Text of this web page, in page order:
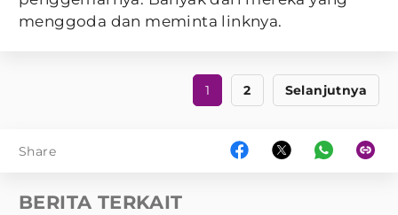
menggoda dan meminta linknya.
1 2 Selanjutnya
Share
BERITA TERKAIT